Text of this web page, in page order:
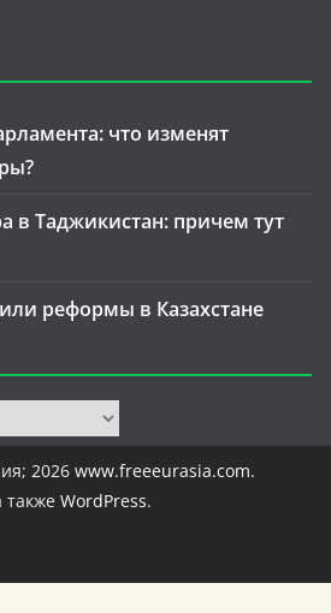
что изменят
в Таджикистан: причем тут
реформы в Казахстане
2026 www.freeeurasia.com.
также WordPress.